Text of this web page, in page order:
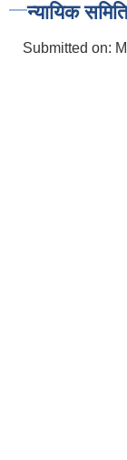
न्यायिक
Submitted on: